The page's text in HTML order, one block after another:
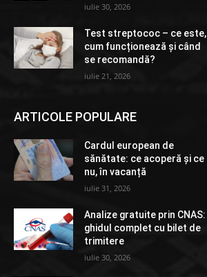
iulie 30, 2026
Test streptococ – ce este,
cum funcționează și când
se recomandă?
iulie 21, 2026
ARTICOLE POPULARE
Cardul european de
sănătate: ce acoperă și ce
nu, în vacanță
iulie 31, 2026
Analize gratuite prin CNAS:
ghidul complet cu bilet de
trimitere
iulie 30, 2026